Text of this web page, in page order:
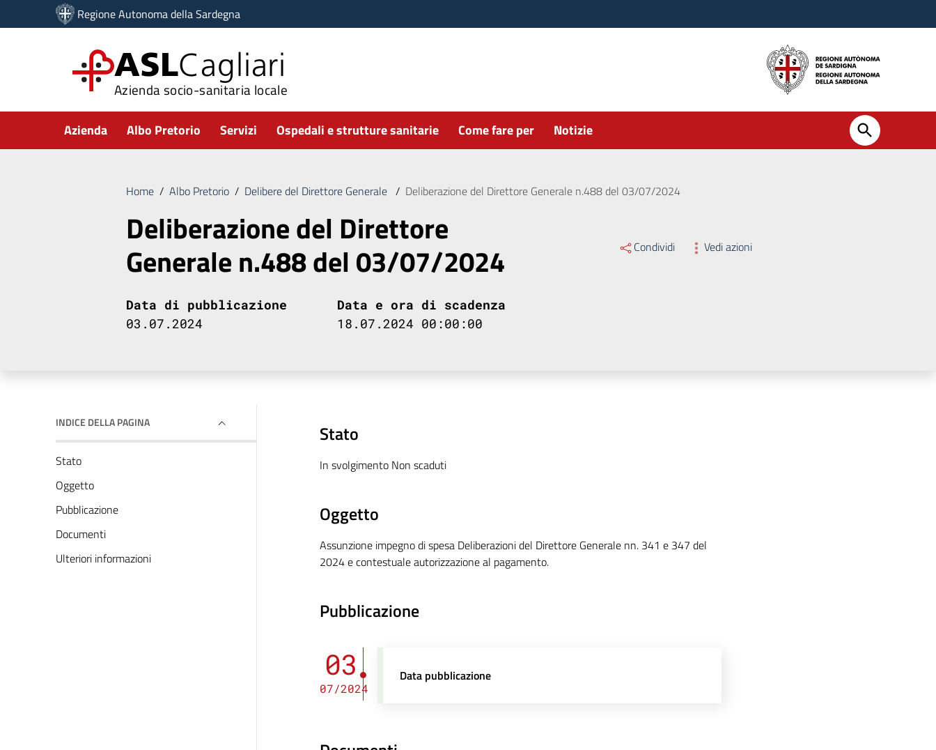
Vai ai contenuti
Vai al menu di navigazione
Regione Autonoma della Sardegna
ASLCagliari
Azienda socio-sanitaria locale
Submenu
Azienda Albo Pretorio Servizi Ospedali e strutture sanitarie Come fare per Notizie
Home / Albo Pretorio / Delibere del Direttore Generale / Deliberazione del Direttore Generale n.488 del 03/07/2024
Deliberazione del Direttore
Generale n.488 del 03/07/2024 Condividi Vedi azioni
Data di pubblicazione
03.07.2024
Data e ora di scadenza
18.07.2024 00:00:00
INDICE DELLA PAGINA
Stato
Oggetto
Pubblicazione
Documenti
Ulteriori informazioni
Stato
In svolgimento Non scaduti
Oggetto
Assunzione impegno di spesa Deliberazioni del Direttore Generale nn. 341 e 347 del
2024 e contestuale autorizzazione al pagamento.
Pubblicazione
03
07/2024
Data pubblicazione